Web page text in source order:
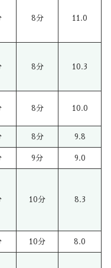
8分 11.0
8分 10.3
8分 10.0
8分 9.8
9分 9.0
10分 8.3
10分 8.0